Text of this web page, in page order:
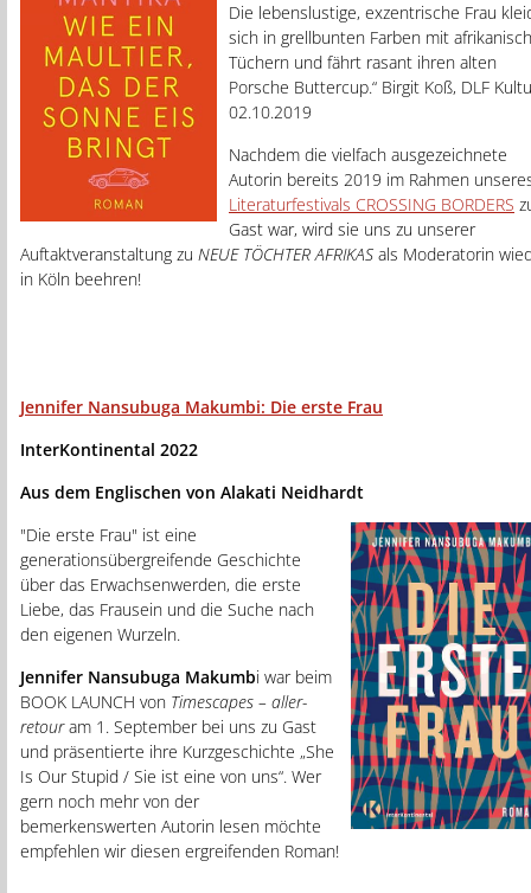
Die lebenslustige, exzentrische Frau
sich in grellbunten Farben mit
Tüchern und fährt rasant ihren alten
Porsche Buttercup.“ Birgit Koß, DLF
02.10.2019
Nachdem die vielfach ausgezeichnete
Autorin bereits 2019 im Rahmen
Literaturfestivals CROSSING BORDERS
Gast war, wird sie uns zu unserer
Auftaktveranstaltung zu NEUE TÖCHTER AFRIKAS als Moderatorin
in Köln beehren!
Jennifer Nansubuga Makumbi: Die erste Frau
InterKontinental 2022
Aus dem Englischen von Alakati Neidhardt
"Die erste Frau" ist eine
generationsübergreifende Geschichte
über das Erwachsenwerden, die erste
Liebe, das Frausein und die Suche nach
den eigenen Wurzeln.
Jennifer Nansubuga Makumbi war beim
BOOK LAUNCH von Timescapes – aller-
retouram 1. September bei uns zu Gast
und präsentierte ihre Kurzgeschichte „She
Is Our Stupid / Sie ist eine von uns“. Wer
gern noch mehr von der
bemerkenswerten Autorin lesen möchte
empfehlen wir diesen ergreifenden Roman!